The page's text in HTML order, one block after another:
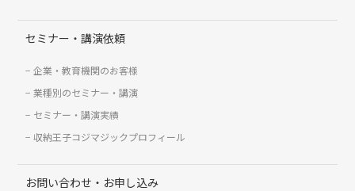
セミナー・講演依頼
企業・教育機関のお客様
業種別のセミナー・講演
セミナー・講演実績
収納王子コジマジックプロフィール
お問い合わせ・お申し込み